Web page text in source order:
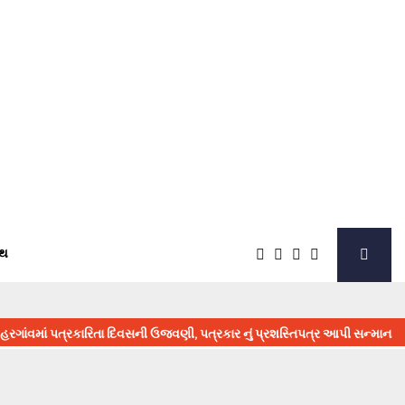
દિવસની ઉજવણી, પત્રકાર નું પ્રશસ્તિપત્ર આપી સન્માન ⇝ 16